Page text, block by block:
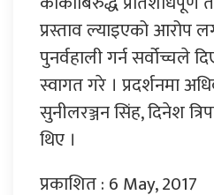
प्रस्ताव ल्याइएको आरोप
पुनर्वहाली गर्न सर्वोच्चले
स्वागत गरे । प्रदर्शनमा
सुनीलरञ्जन सिंह, दिनेश
थिए ।
प्रकाशित : 6 May, 2017